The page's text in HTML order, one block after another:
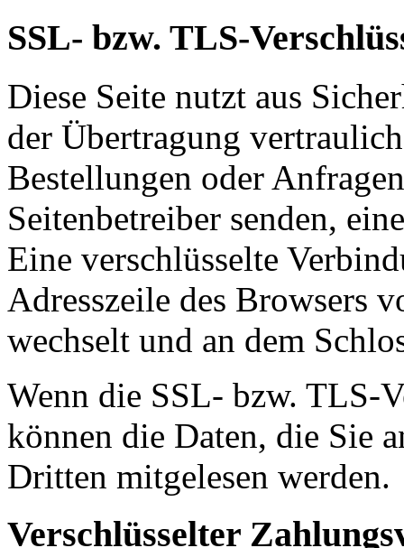
SSL- bzw. TLS-
Diese Seite nutzt aus
der Übertragung
Bestellungen oder
Seitenbetreiber senden,
Eine verschlüsselte
Adresszeile des Browsers
wechselt und an dem
Wenn die SSL- bzw. TLS-
können die Daten, die Sie
Dritten mitgelesen werden.
Verschlüsselter